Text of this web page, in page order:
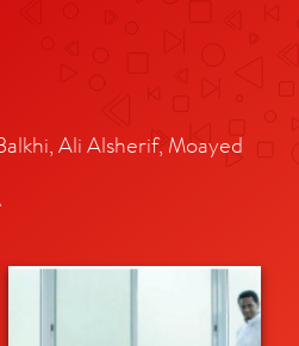
Ali Alsherif, Moayed